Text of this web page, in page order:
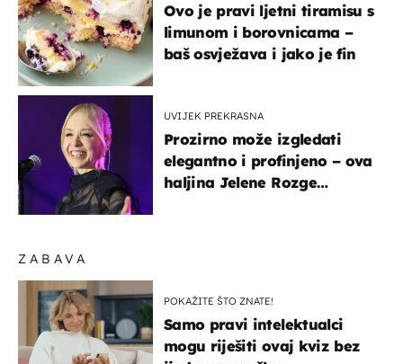
ZABAVA
POKAŽITE ŠTO ZNATE!
Samo pravi intelektualci
mogu riješiti ovaj kviz bez
Ovo je pravi ljetni tiramisu s
limunom i borovnicama –
baš osvježava i jako je fin
UVIJEK PREKRASNA
Prozirno može izgledati
elegantno i profinjeno – ova
haljina Jelene Rozge